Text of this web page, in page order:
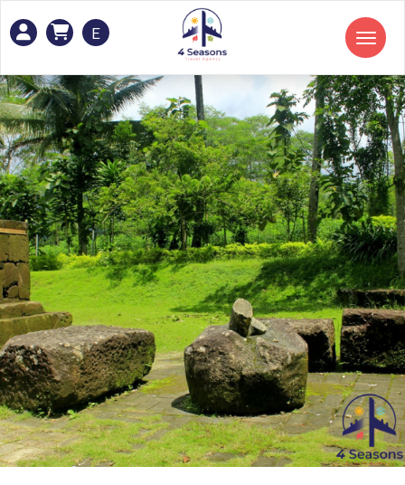
E Toggle navigation